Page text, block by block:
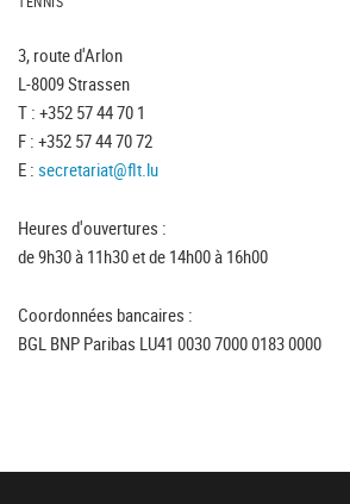
3, route d'Arlon
L-8009 Strassen
T : +352 57 44 70 1
F : +352 57 44 70 72
E : secretariat@flt.lu
Heures d'ouvertures :
de 9h30 à 11h30 et de 14h00 à 16h00
Coordonnées bancaires :
BGL BNP Paribas LU41 0030 7000 0183 0000